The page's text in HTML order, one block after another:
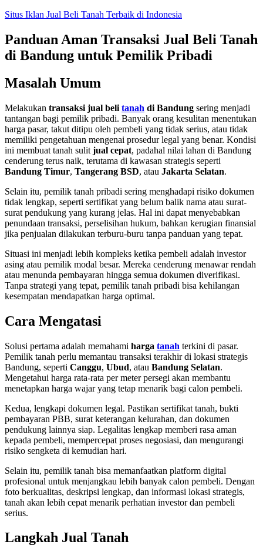
Skip
content
Situs Iklan Jual Beli Tanah Terbaik di Indonesia
Panduan Aman Transaksi Jual Beli Tanah
di Bandung untuk Pemilik Pribadi
Masalah Umum
Melakukan transaksi jual beli tanah di Bandung sering menjadi
tantangan bagi pemilik pribadi. Banyak orang kesulitan menentukan
harga pasar, takut ditipu oleh pembeli yang tidak serius, atau tidak
memiliki pengetahuan mengenai prosedur legal yang benar. Kondisi
ini membuat tanah sulit jual cepat, padahal nilai lahan di Bandung
cenderung terus naik, terutama di kawasan strategis seperti
Bandung Timur, Tangerang BSD, atau Jakarta Selatan.
Selain itu, pemilik tanah pribadi sering menghadapi risiko dokumen
tidak lengkap, seperti sertifikat yang belum balik nama atau surat-
surat pendukung yang kurang jelas. Hal ini dapat menyebabkan
penundaan transaksi, perselisihan hukum, bahkan kerugian finansial
jika penjualan dilakukan terburu-buru tanpa panduan yang tepat.
Situasi ini menjadi lebih kompleks ketika pembeli adalah investor
asing atau pemilik modal besar. Mereka cenderung menawar rendah
atau menunda pembayaran hingga semua dokumen diverifikasi.
Tanpa strategi yang tepat, pemilik tanah pribadi bisa kehilangan
kesempatan mendapatkan harga optimal.
Cara Mengatasi
Solusi pertama adalah memahami harga tanah terkini di pasar.
Pemilik tanah perlu memantau transaksi terakhir di lokasi strategis
Bandung, seperti Canggu, Ubud, atau Bandung Selatan.
Mengetahui harga rata-rata per meter persegi akan membantu
menetapkan harga wajar yang tetap menarik bagi calon pembeli.
Kedua, lengkapi dokumen legal. Pastikan sertifikat tanah, bukti
pembayaran PBB, surat keterangan kelurahan, dan dokumen
pendukung lainnya siap. Legalitas lengkap memberi rasa aman
kepada pembeli, mempercepat proses negosiasi, dan mengurangi
risiko sengketa di kemudian hari.
Selain itu, pemilik tanah bisa memanfaatkan platform digital
profesional untuk menjangkau lebih banyak calon pembeli. Dengan
foto berkualitas, deskripsi lengkap, dan informasi lokasi strategis,
tanah akan lebih cepat menarik perhatian investor dan pembeli
serius.
Langkah Jual Tanah